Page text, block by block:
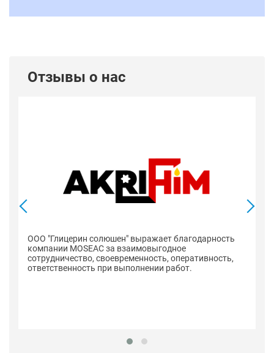
Отзывы о нас
ООО "Глицерин солюшен" выражает благодарность
компании MOSEAC за взаимовыгодное
сотрудничество, своевременность, оперативность,
ответственность при выполнении работ.